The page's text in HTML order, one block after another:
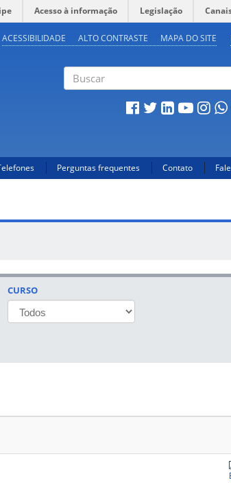
Acesso à informação Legislação
ACESSIBILIDADE ALTO CONTRASTE MAPA DO SITE
Perguntas frequentes Contato
CURSO